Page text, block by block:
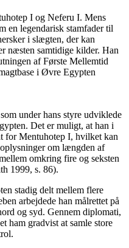
I og Neferu I. Mens
en legendarisk stamfader til
i slægten, der kan
næsten samtidige kilder. Han
af Første Mellemtid
i Øvre Egypten
under hans styre udviklede
Det er muligt, at han i
for Mentuhotep I, hvilket kan
om længden af
omkring fire og seksten
1999, s. 86).
stadig delt mellem flere
arbejdede han målrettet på
og syd. Gennem diplomati,
ham gradvist at samle store